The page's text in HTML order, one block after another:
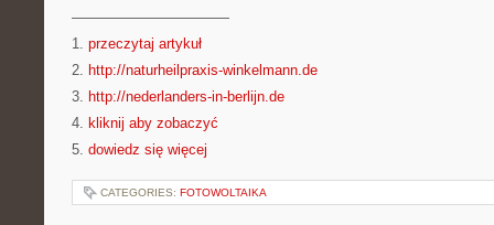
———————————
1. przeczytaj artykuł
2. http://naturheilpraxis-winkelmann.de
3. http://nederlanders-in-berlijn.de
4. kliknij aby zobaczyć
5. dowiedz się więcej
CATEGORIES: FOTOWOLTAIKA